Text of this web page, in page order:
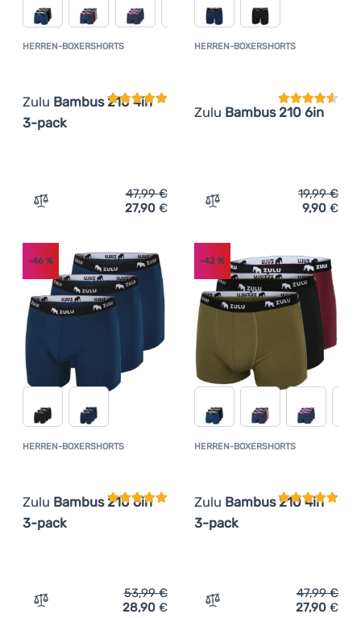
HERREN-BOXERSHORTS
Zulu Bambus 210 4in
3-pack
Kundenbewertung
Zum Vergleich 'Herren-Boxershorts Zulu Bambus 210
47,99€
27,90 €
HERREN-BOXERSHORTS
Zulu Bambus 210 6in
Zum Vergleich 'Herren-
19,99€
9,90 €
HERREN-BOXERSHORTS
Zulu Bambus 210 6in
3-pack
Kundenbewertung
-46 %
Zum Vergleich 'Herren-Boxershorts Zulu Bambus 210
53,99€
28,90 €
HERREN-BOXERSHORTS
Zulu Bambus 210 4in
3-pack
-42%
Zum Vergleich 'Herren-
47,99€
27,90 €